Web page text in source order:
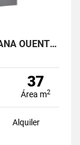
SE ARRIENDA APARTAMENTO EN TIBANA OUENTE ARANDA CONJUNTO OPORTO
37
Área m2
Alquiler